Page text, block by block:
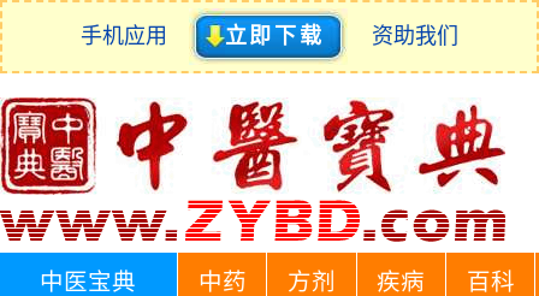
手机应用 立即下载 资助我们
中医宝典 中药 方剂 疾病 百科